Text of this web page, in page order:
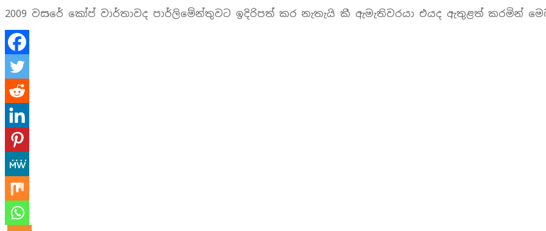
2009 වසරේ කෝප් වාර්තාවද පාර්ලිමේන්තුවට ඉදිරිපත් කර නැතැයි කී ඇමැතිවරයා එයද ඇතුළත් කරමින්